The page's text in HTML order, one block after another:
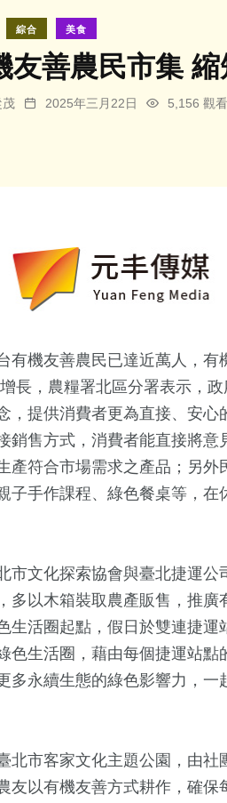
綜合 美食
友善農民市集
茂 2025年三月22日 5,156 觀看
有機友善農民已達近萬人，
長，農糧署北區分署表示，
，提供消費者更為直接、安心
銷售方式，消費者能直接將意
產符合市場需求之產品；另外
子手作課程、綠色餐桌等，在
市文化探索協會與臺北捷運
多以木箱裝取農產販售，推廣
生活圈起點，假日於雙連捷運
色生活圈，藉由每個捷運站點
多永續生態的綠色影響力，一
北市客家文化主題公園，由
友以有機友善方式耕作，確保
494+
財經及消費